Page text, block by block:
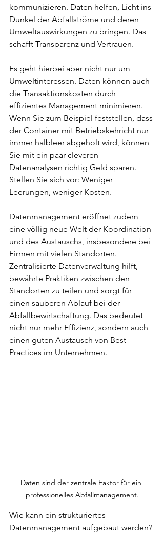
kommunizieren. Daten helfen, Licht ins
Dunkel der Abfallströme und deren
Umweltauswirkungen zu bringen. Das
schafft Transparenz und Vertrauen.
Es geht hierbei aber nicht nur um
Umweltinteressen. Daten können auch
die Transaktionskosten durch
effizientes Management minimieren.
Wenn Sie zum Beispiel feststellen, dass
der Container mit Betriebskehricht nur
immer halbleer abgeholt wird, können
Sie mit ein paar cleveren
Datenanalysen richtig Geld sparen.
Stellen Sie sich vor: Weniger
Leerungen, weniger Kosten.
Datenmanagement eröffnet zudem
eine völlig neue Welt der Koordination
und des Austauschs, insbesondere bei
Firmen mit vielen Standorten.
Zentralisierte Datenverwaltung hilft,
bewährte Praktiken zwischen den
Standorten zu teilen und sorgt für
einen sauberen Ablauf bei der
Abfallbewirtschaftung. Das bedeutet
nicht nur mehr Effizienz, sondern auch
einen guten Austausch von Best
Practices im Unternehmen.
Daten sind der zentrale Faktor für ein
professionelles Abfallmanagement.
Wie kann ein strukturiertes
Datenmanagement aufgebaut werden?